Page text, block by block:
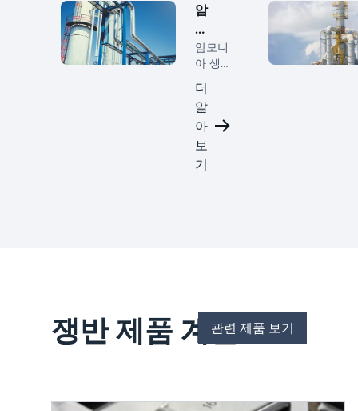
암
모
니
아
암모니
아 생
산에는
수율을
극대화
하고
에너지
소비를
최소화
는 합
성 가
하는
더
알
아
보
기
쟁반 제품 계열관련 제품 보기